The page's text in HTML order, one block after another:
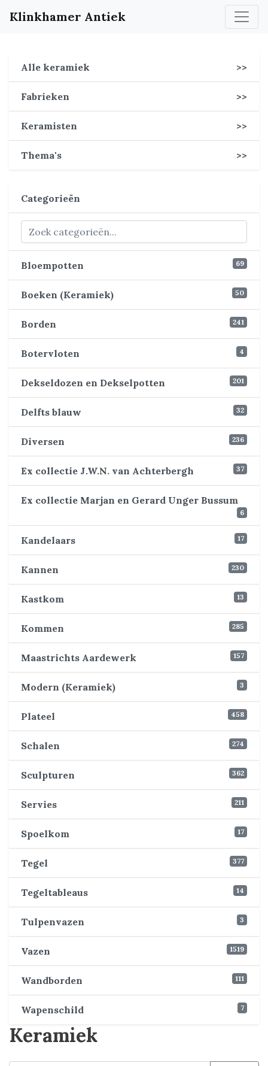
Klinkhamer Antiek
Alle keramiek >>
Fabrieken >>
Keramisten >>
Thema's >>
Categorieën
Bloempotten 69
Boeken (Keramiek) 50
Borden 241
Botervloten 4
Dekseldozen en Dekselpotten 201
Delfts blauw 32
Diversen 236
Ex collectie J.W.N. van Achterbergh 37
Ex collectie Marjan en Gerard Unger Bussum
6
Kandelaars 17
Kannen 230
Kastkom 13
Kommen 285
Maastrichts Aardewerk 157
Modern (Keramiek) 3
Plateel 458
Schalen 274
Sculpturen 362
Servies 211
Spoelkom 17
Tegel 377
Tegeltableaus 14
Tulpenvazen 3
Vazen 1519
Wandborden 111
Wapenschild 7
Keramiek